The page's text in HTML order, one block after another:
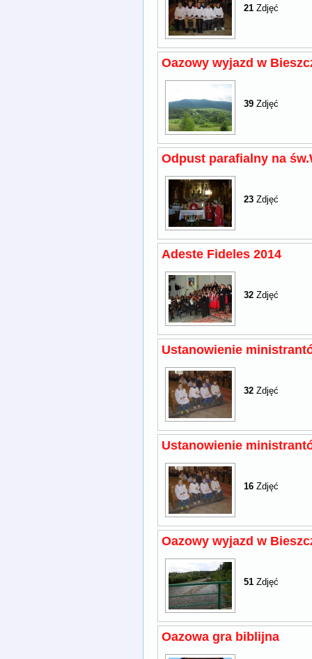
21 Zdjęć
Oazowy wyjazd w
39 Zdjęć
Odpust parafialny na
23 Zdjęć
Adeste Fideles 2014
32 Zdjęć
Ustanowienie
32 Zdjęć
Ustanowienie
16 Zdjęć
Oazowy wyjazd w
51 Zdjęć
Oazowa gra biblijna